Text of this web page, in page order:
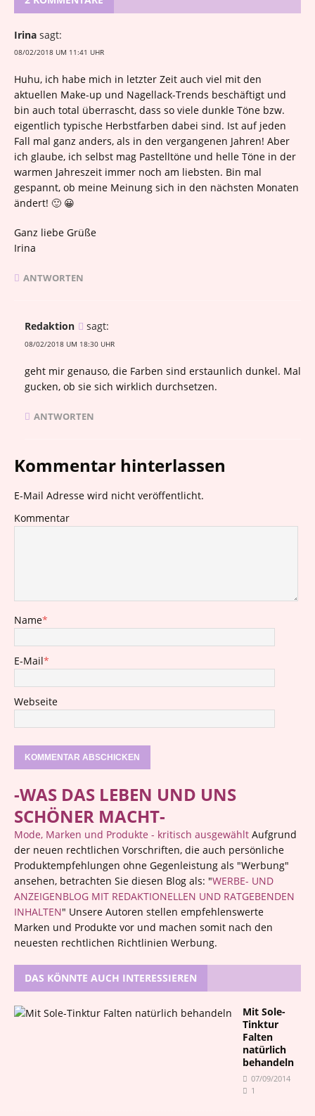
Irina sagt:
08/02/2018 UM 11:41 UHR
Huhu, ich habe mich in letzter Zeit auch viel mit den
aktuellen Make-up und Nagellack-Trends beschäftigt und
bin auch total überrascht, dass so viele dunkle Töne bzw.
eigentlich typische Herbstfarben dabei sind. Ist auf jeden
Fall mal ganz anders, als in den vergangenen Jahren! Aber
ich glaube, ich selbst mag Pastelltöne und helle Töne in der
warmen Jahreszeit immer noch am liebsten. Bin mal
gespannt, ob meine Meinung sich in den nächsten Monaten
ändert! 🙂 😀
Ganz liebe Grüße
Irina
ANTWORTEN
Redaktion sagt:
08/02/2018 UM 18:30 UHR
geht mir genauso, die Farben sind erstaunlich dunkel. Mal
gucken, ob sie sich wirklich durchsetzen.
ANTWORTEN
Kommentar hinterlassen
E-Mail Adresse wird nicht veröffentlicht.
Kommentar
Name*
E-Mail*
Webseite
-WAS DAS LEBEN UND UNS
SCHÖNER MACHT-
Mode, Marken und Produkte - kritisch ausgewählt Aufgrund
der neuen rechtlichen Vorschriften, die auch persönliche
Produktempfehlungen ohne Gegenleistung als "Werbung"
ansehen, betrachten Sie diesen Blog als: "WERBE- UND
ANZEIGENBLOG MIT REDAKTIONELLEN UND RATGEBENDEN
INHALTEN" Unsere Autoren stellen empfehlenswerte
Marken und Produkte vor und machen somit nach den
neuesten rechtlichen Richtlinien Werbung.
DAS KÖNNTE AUCH INTERESSIEREN
Mit Sole-
Tinktur
Falten
natürlich
behandeln
07/09/2014
1